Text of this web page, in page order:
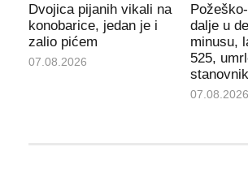
Dvojica pijanih vikali na
konobarice, jedan je i
zalio pićem
07.08.2026
dalje u
minusu,
525,
07.08.2026